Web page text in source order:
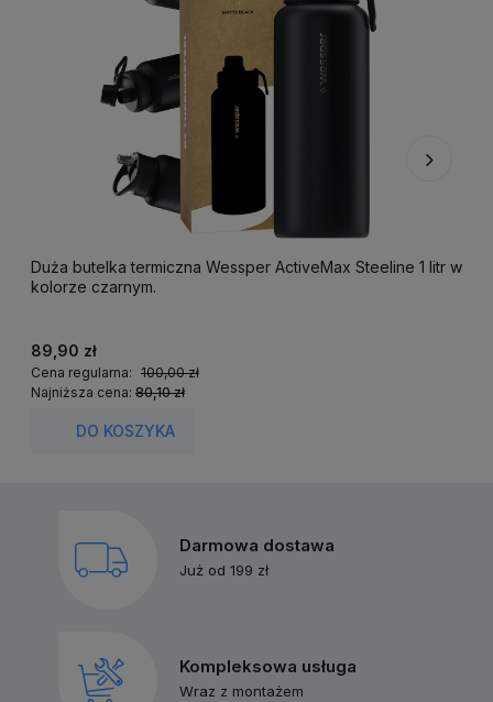
Duża butelka termiczna Wessper ActiveMax Steeline 1 litr w
kolorze czarnym.
89,90 zł
Cena regularna: 100,00 zł
Najniższa cena: 80,10 zł
DO KOSZYKA
Darmowa dostawa
Już od 199 zł
Kompleksowa usługa
Wraz z montażem